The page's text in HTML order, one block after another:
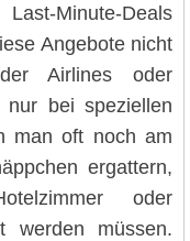
Minute-Deals
Angebote nicht
Airlines oder
nur bei speziellen
man oft noch am
ergattern,
oder
werden müssen.